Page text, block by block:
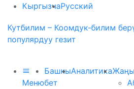
КыргызчаРусский
Кутбилим – Коомдук-билим
популярдуу гезит
Меню
Башкы
бет
Аналитика